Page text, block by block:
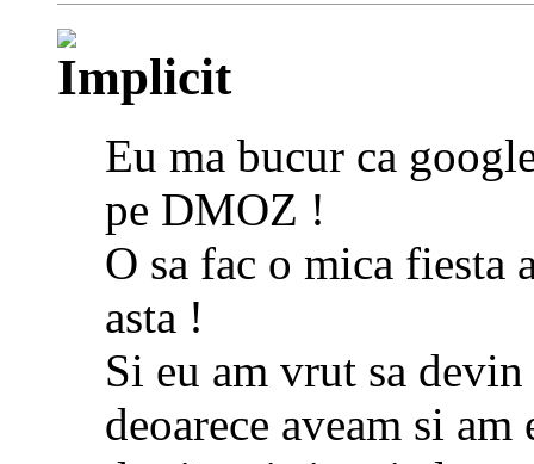
Eu ma bucur ca
pe DMOZ !
O sa fac o mica fiesta
asta !
Si eu am vrut sa
deoarece aveam si